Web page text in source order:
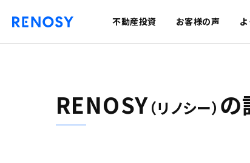
不動産投資 お客様の声
RENOSY（リノシー） の